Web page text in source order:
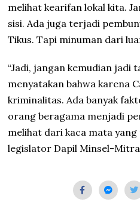
melihat kearifan lokal kita.
sisi. Ada juga terjadi
Tikus. Tapi minuman dari
“Jadi, jangan kemudian jadi
menyatakan bahwa karena
kriminalitas. Ada banyak
orang beragama menjadi
melihat dari kaca mata yang
legislator Dapil Minsel-